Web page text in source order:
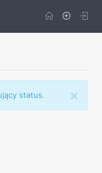
×
status.